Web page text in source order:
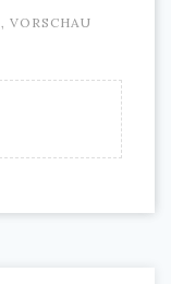
, VORSCHAU